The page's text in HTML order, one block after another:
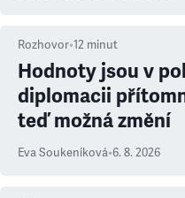
Rozhovor•12 minut
Hodnoty jsou v
diplomacii
teď možná změní
Eva Soukeníková•6. 8. 2026